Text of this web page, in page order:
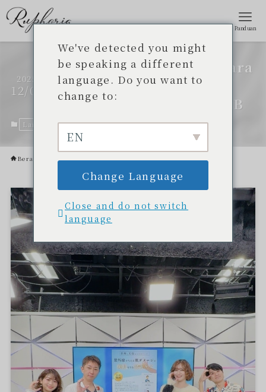
Panduan
Rie Kamiya tampil secara
langsung di acara
CATCHY stasiun TV QAB
2025
12/06
Lainnya. 6 Desember 2025
Beranda Lainnya.
We've detected you might
be speaking a different
language. Do you want to
change to:
EN
Change Language
Close and do not switch
language